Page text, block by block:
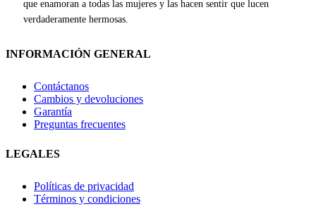
que enamoran a todas las mujeres y las hacen sentir que lucen
verdaderamente hermosas.
INFORMACIÓN GENERAL
Contáctanos
Cambios y devoluciones
Garantía
Preguntas frecuentes
LEGALES
Políticas de privacidad
Términos y condiciones